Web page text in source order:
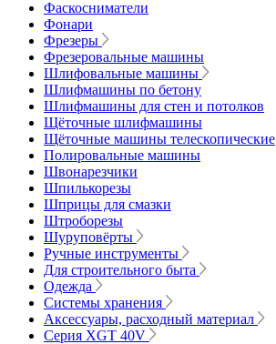
Фаскосниматели
Фонари
Фрезеры
Фрезеровальные машины
Шлифовальные машины
Шлифмашины по бетону
Шлифмашины для стен и потолков
Щёточные шлифмашины
Щёточные машины телескопические
Полировальные машины
Швонарезчики
Шпилькорезы
Шприцы для смазки
Штроборезы
Шуруповёрты
Ручные инструменты
Для строительного быта
Одежда
Системы хранения
Аксессуары, расходный материал
Серия XGT 40V